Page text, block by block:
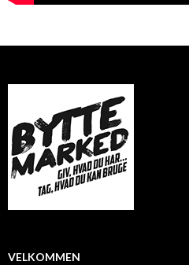
VELKOMMEN